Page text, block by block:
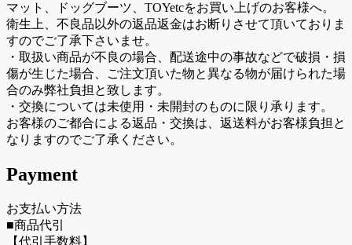
マット、ドッグブーツ、TOYetcをお買い上げのお客様へ。
衛生上、不良品以外の返品返金はお断りさせて頂いておりま
すのでご了承下さいませ。
・取扱い商品が不良の場合、配送途中の事故などで破損・損
傷が生じた場合、ご注文頂いた物と異なる物が届けられた場
合のみ弊社負担と致します。
・交換については未使用・未開封のものに限り承ります。
お客様のご都合による返品・交換は、返送料がお客様負担と
なりますのでご了承ください。
Payment
お支払い方法
■商品代引
【代引手数料】